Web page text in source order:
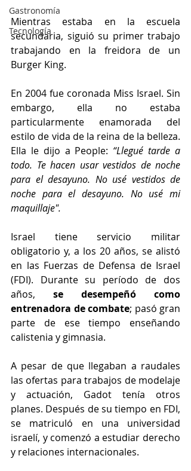
Gastronomía
Tecnología
Mientras estaba en la escuela
secundaria, siguió su primer trabajo
trabajando en la freidora de un
Burger King.
En 2004 fue coronada Miss Israel. Sin
embargo, ella no estaba
particularmente enamorada del
estilo de vida de la reina de la belleza.
Ella le dijo a People: “Llegué tarde a
todo. Te hacen usar vestidos de noche
para el desayuno. No usé vestidos de
noche para el desayuno. No usé mi
maquillaje".
Israel tiene servicio militar
obligatorio y, a los 20 años, se alistó
en las Fuerzas de Defensa de Israel
(FDI). Durante su período de dos
años, se desempeñó como
entrenadora de combate; pasó gran
parte de ese tiempo enseñando
calistenia y gimnasia.
A pesar de que llegaban a raudales
las ofertas para trabajos de modelaje
y actuación, Gadot tenía otros
planes. Después de su tiempo en FDI,
se matriculó en una universidad
israelí, y comenzó a estudiar derecho
y relaciones internacionales.